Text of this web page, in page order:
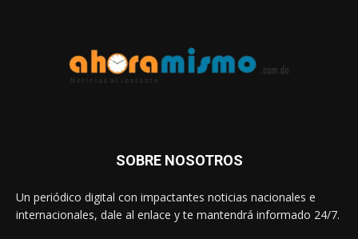
SOBRE NOSOTROS
Un periódico digital con impactantes noticias nacionales e
internacionales, dale al enlace y te mantendrá informado 24/7.